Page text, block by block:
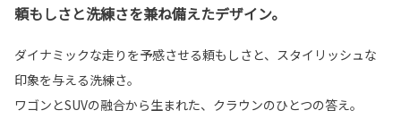
頼もしさと洗練さを兼ね備えたデザイン。
ダイナミックな走りを予感させる頼もしさと、スタイリッシュな
印象を与える洗練さ。
ワゴンとSUVの融合から生まれた、クラウンのひとつの答え。